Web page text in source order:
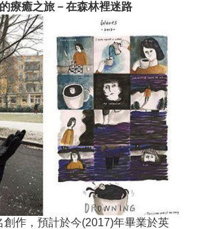
療癒之旅－在森林裡迷路
創作，預計於今(2017)年畢業於英